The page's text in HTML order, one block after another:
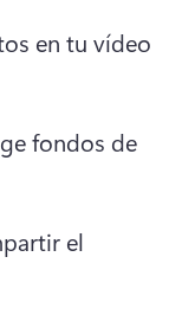
en tu vídeo
fondos de
el